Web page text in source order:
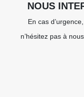
NOUS
En cas
n’hésitez pas à